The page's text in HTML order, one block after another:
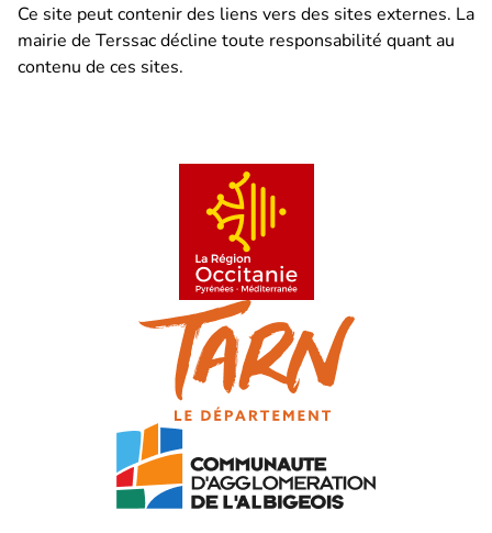
Ce site peut contenir des liens vers des sites externes. La
mairie de Terssac décline toute responsabilité quant au
contenu de ces sites.